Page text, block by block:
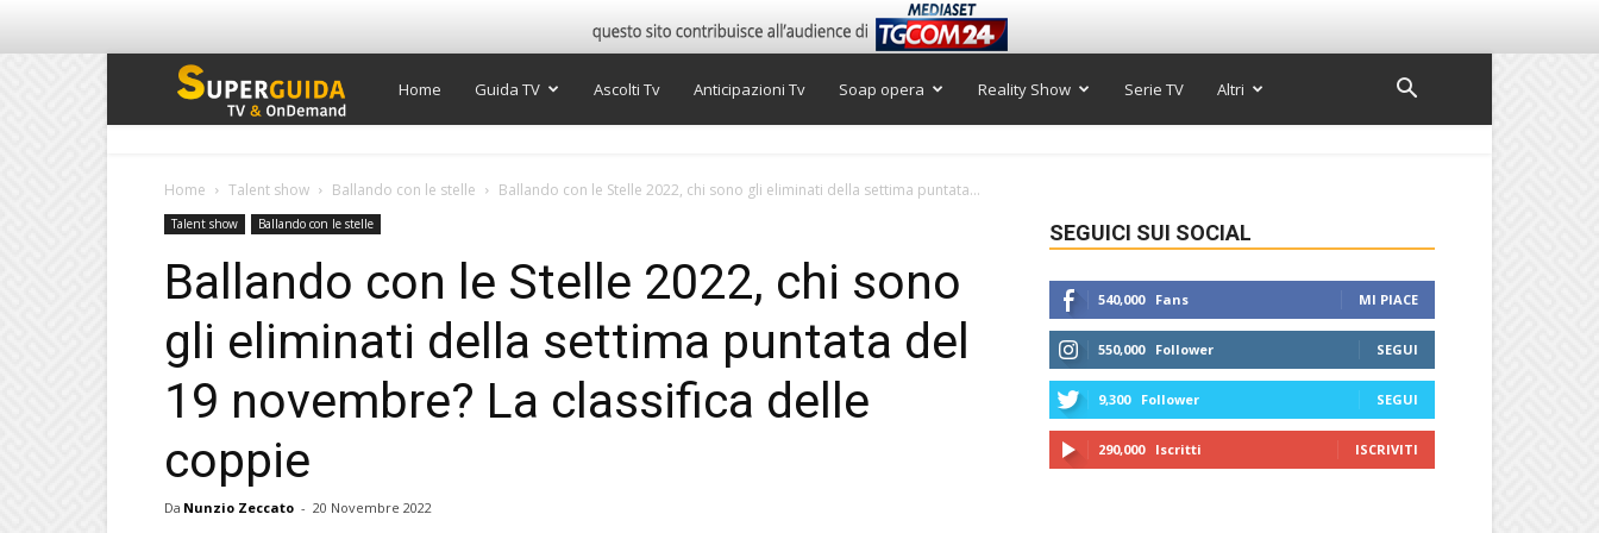
Super
Home Guida TV Ascolti Tv Anticipazioni Tv Soap opera Reality Show Serie TV Altri
Home Talent show Ballando con le stelle Ballando con le Stelle 2022, chi sono gli eliminati della settima puntata...
Talent show Ballando con le stelle
Ballando con le Stelle 2022, chi sono
gli eliminati della settima puntata del
19 novembre? La classifica delle
coppie
Da Nunzio Zeccato - 20 Novembre 2022
SEGUICI SUI SOCIAL
540,000 Fans MI PIACE
550,000 Follower SEGUI
9,300 Follower SEGUI
290,000 Iscritti ISCRIVITI